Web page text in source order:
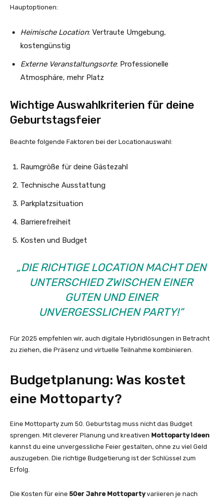
Hauptoptionen:
Heimische Location: Vertraute Umgebung,
kostengünstig
Externe Veranstaltungsorte: Professionelle
Atmosphäre, mehr Platz
Wichtige Auswahlkriterien für deine
Geburtstagsfeier
Beachte folgende Faktoren bei der Locationauswahl:
Raumgröße für deine Gästezahl
Technische Ausstattung
Parkplatzsituation
Barrierefreiheit
Kosten und Budget
„DIE RICHTIGE LOCATION MACHT DEN
UNTERSCHIED ZWISCHEN EINER
GUTEN UND EINER
UNVERGESSLICHEN PARTY!“
Für 2025 empfehlen wir, auch digitale Hybridlösungen in Betracht
zu ziehen, die Präsenz und virtuelle Teilnahme kombinieren.
Budgetplanung: Was kostet
eine Mottoparty?
Eine Mottoparty zum 50. Geburtstag muss nicht das Budget
sprengen. Mit cleverer Planung und kreativen Mottoparty Ideen
kannst du eine unvergessliche Feier gestalten, ohne zu viel Geld
auszugeben. Die richtige Budgetierung ist der Schlüssel zum
Erfolg.
Die Kosten für eine 50er Jahre Mottopartyvariieren je nach